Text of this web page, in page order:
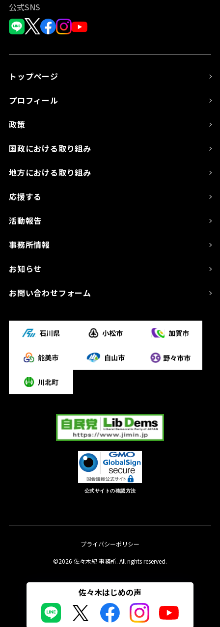
佐々木はじめの声
公式SNS
トップページ
プロフィール
政策
国政における取り組み
地方における取り組み
応援する
活動報告
事務所情報
お知らせ
お問い合わせフォーム
公式サイトの確認方法
プライバシーポリシー
©2026 佐々木紀 事務所. All rights reserved.